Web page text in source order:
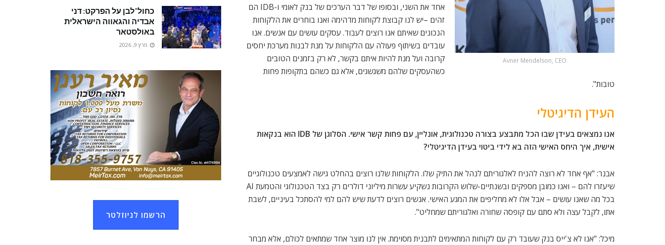
Avner Mendelson, CEO
אחד את השני, ובסופו של דבר הערכים של בנק לאומי ו-IDB הם
זהים –יש לנו קבוצת לקוחות מדהימה ואנו בוחרים את הלקוחות
הנכונים שאיתם אנו רוצים לעבוד. עסקים עושים עם אנשים. אנו
עובדים בשיתוף פעולה עם הלקוחות על מנת לבנות מערכת יחסים
קרובה ועל מנת להיות איתם בקשר, לא רק בזמנים הטובים
כשהעסקים שלהם משגשגים, אלא גם כשהם בתקופות פחות
טובות".
העידן הדיגיטלי
אנו נמצאים בעידן שבו הכל מתבצע בצורה טכנולוגית, אונליין, עם פחות קשר אישי. הסלוגן של IDB הוא בנקאות
אישית, איך היחס האישי הזה בא לידי ביטוי בעידן הדיגיטלי?
אבנר: "אף אחד לא רוצה להניח לאלגוריתם לנהל את התיק שלו. הלקוחות שלנו רוצים בהחלט גישה לאמצעים טכנולוגיים
שיעזרו להם – ואנו כמובן מספקים ובשנתיים-שלוש הקרובות נשקיע עשרות מיליוני דולרים רק בצד הטכנולוגי והטמעת AI
בכל מה שאנו עושים – אבל אלו לא מחליפים את המגע האישי. אנשים רוצים לדעת שיש להם למי להסתכל בעיניים, לשבת
אתו, לקבל עצה ולא סתם עם קופסה שחורה ואלגוריתם שמחליט".
מיכל: "אנו לא צ'ייס בנק שעובד רק עם לקוחות המתאימים לתבנית מסוימת. אין לנו מוצר אחד שמתאים לכולם, אלא מבחר
כחול־לבן על הפרקט: דני
אבדיה והגאווה הישראלית
באולסטאר
מרץ 9, 2026
הרשמו לניוזלטר